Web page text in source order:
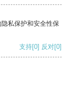
私保护和安全性保
支持[0] 反对[0]